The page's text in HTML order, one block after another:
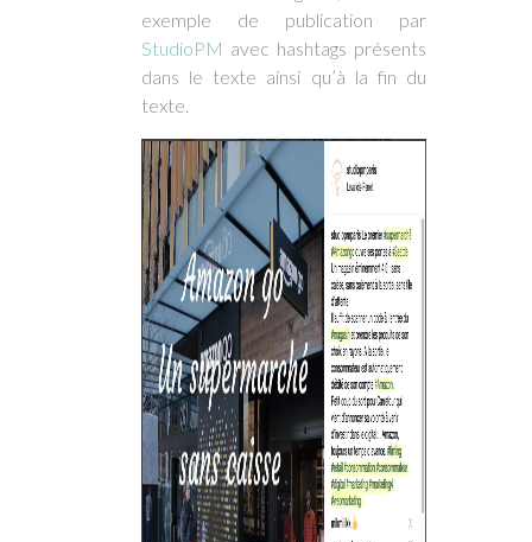
exemple de publication par
StudioPM avec hashtags présents
dans le texte ainsi qu’à la fin du
texte.